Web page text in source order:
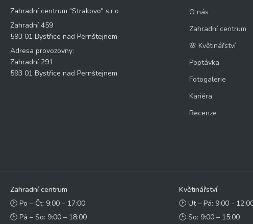
Zahradní centrum "Strakovo" s.r.o
Zahradní 459
593 01 Bystřice nad Pernštejnem
Adresa provozovny:
Zahradní 291
593 01 Bystřice nad Pernštejnem
O nás
Zahradní centrum
🌸 Květinářství
Poptávka
Fotogalerie
Kariéra
Recenze
Zahradní centrum
🕑 Po – Čt: 9:00 – 17:00
🕑 Pá – So: 9:00 – 18:00
Květinářství
🕑 Ut – Pá: 9:00 -
🕑 So: 9:00 – 15:00